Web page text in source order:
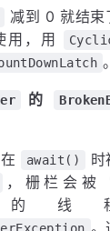
减到 0 就结束
用，用
。
的
await()
时
，栅栏会被
线